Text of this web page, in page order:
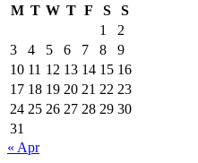
M T W T F S
S
1
2
3
4 5 6 7 8
9
10 11 12 13 14 15 16
17 18 19 20 21 22 23
24 25 26 27 28 29 30
31
« Apr